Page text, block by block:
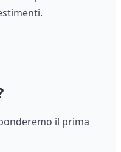
il prima